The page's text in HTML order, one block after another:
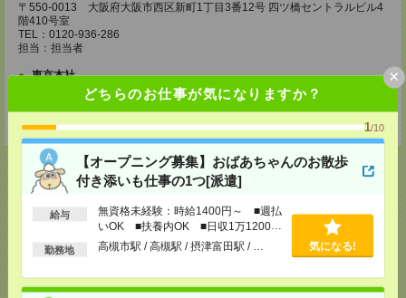
どちらのお仕事が気になりますか？
1/10
【オープニング募集】おばあちゃんのお散歩
付き添いも仕事の1つ[派遣]
給与
無資格未経験：時給1400円～ ■週払
いOK ■扶養内OK ■日収1万1200円
以上
勤務地 高槻市駅 / 高槻駅 / 摂津富田駅 / … 気になる!
×
〒550-0013 大阪府大阪市西区新町1丁目3番12号 四ツ橋セントラルビル4
階410号室
TEL：0120-936-286
担当：担当者
東京本社
〒101-0034 東京都千代田区神田東紺屋町２８－１ VORT神田2 7F
応募ページへ
気になる！ 電話応募